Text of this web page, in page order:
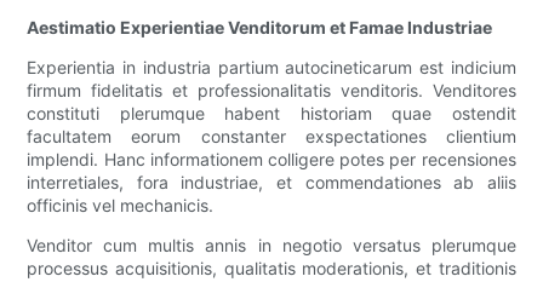
Aestimatio Experientiae Venditorum et Famae Industriae
Experientia in industria partium autocineticarum est indicium
firmum fidelitatis et professionalitatis venditoris. Venditores
constituti plerumque habent historiam quae ostendit
facultatem eorum constanter exspectationes clientium
implendi. Hanc informationem colligere potes per recensiones
interretiales, fora industriae, et commendationes ab aliis
officinis vel mechanicis.
Venditor cum multis annis in negotio versatus plerumque
processus acquisitionis, qualitatis moderationis, et traditionis